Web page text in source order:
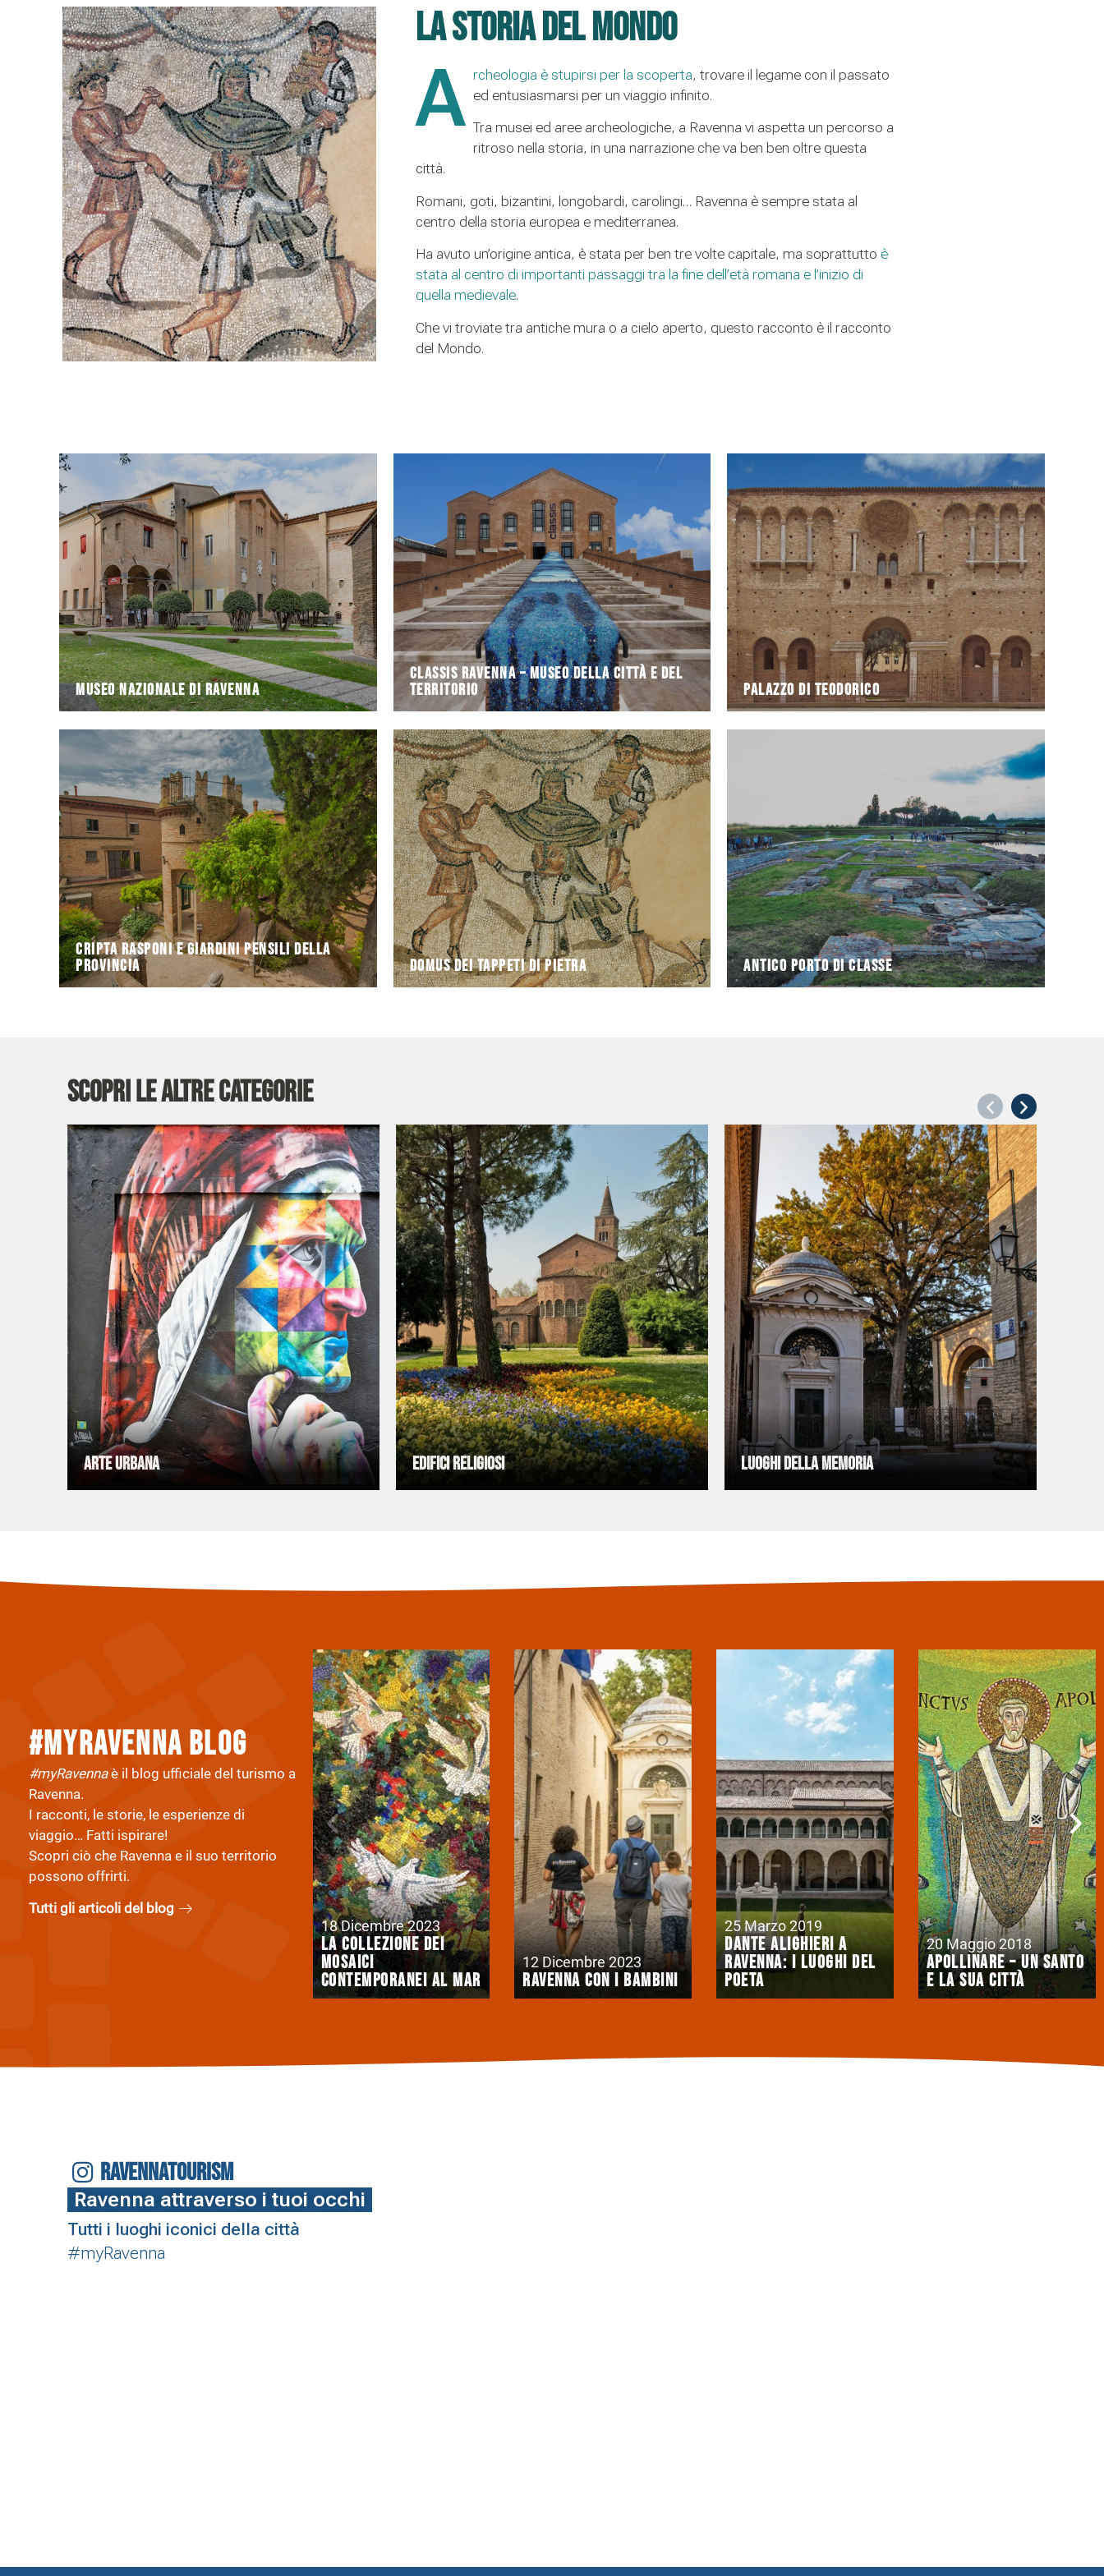
La storia del Mondo
A rcheologia è stupirsi per la scoperta, trovare il legame con il passato
ed entusiasmarsi per un viaggio infinito.
Tra musei ed aree archeologiche, a Ravenna vi aspetta un percorso a
ritroso nella storia, in una narrazione che va ben ben oltre questa
città.
Romani, goti, bizantini, longobardi, carolingi… Ravenna è sempre stata al
centro della storia europea e mediterranea.
Ha avuto un’origine antica, è stata per ben tre volte capitale, ma soprattutto è
stata al centro di importanti passaggi tra la fine dell’età romana e l’inizio di
quella medievale.
Che vi troviate tra antiche mura o a cielo aperto, questo racconto è il racconto
del Mondo.
Museo Nazionale di Ravenna
Museo Nazionale di Ravenna
Situato nei chiostri dell'ex monastero benedettino,
nel complesso monumentale di San Vitale, il Museo
Nazionale raccoglie importanti collezioni
artistiche e archeologiche
Classis Ravenna – Museo della Città e del
Territorio
Classis Ravenna – Museo della Città e del
Territorio
Il museo CLASSIS RAVENNA è uno dei più importanti
musei archeologici d’Italia, nonché un vero e
proprio viaggio nella storia di Ravenna. Insieme
Palazzo di Teodorico
Palazzo di Teodorico
Con il nome di Palazzo di Teodorico si fa
comunemente riferimento ai resti architettonici
prospicienti l’attuale via di Roma, situati in
Cripta Rasponi e Giardini Pensili della
Provincia
Cripta Rasponi e Giardini Pensili della
Provincia
Il Palazzo della Provincia, realizzato tra il 1925 e il
1928, è un esempio di architettura neoromantica
con richiami stilistici bizantini. Il nucleo più
Domus dei Tappeti di Pietra
Domus dei Tappeti di Pietra
Riportata alla luce fra 1993 e 1994, la Domus dei
Tappeti di Pietra è uno dei più importanti siti
archeologici italiani scoperti negli ultimi
Antico Porto di Classe
Antico Porto di Classe
L'area archeologica di Classe è costituita da alcuni
magazzini portuali edificati lungo le banchine di un
canale e prospicienti una strada in trachite
Scopri le altre categorie
Arte Urbana Edifici religiosi Luoghi della memoria
#myravenna Blog
#myRavennaè il blog ufficiale del turismo a
Ravenna.
I racconti, le storie, le esperienze di
viaggio… Fatti ispirare!
Scopri ciò che Ravenna e il suo territorio
possono offrirti.
Tutti gli articoli del blog
18 Dicembre 2023
La collezione dei
mosaici
contemporanei al Mar
12 Dicembre 2023
Ravenna con i bambini
25 Marzo 2019
Dante Alighieri a
Ravenna: i luoghi del
Poeta
20 Maggio 2018
Apollinare – Un Santo
e la sua città
RAVENNATOURISM
Ravenna attraverso i tuoi occhi
Tutti i luoghi iconici della città
#myRavenna